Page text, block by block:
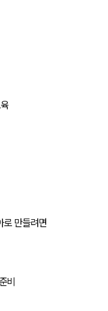
로 만들려면
비